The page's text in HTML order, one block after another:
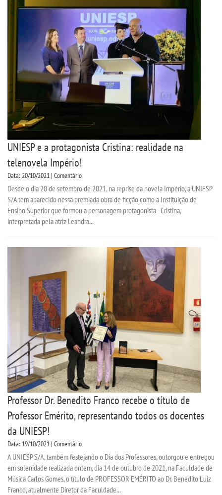
UNIESP e a protagonista Cristina: realidade na
telenovela Império!
Data: 20/10/2021 | Comentário
Desde o dia 20 de setembro de 2021, na reprise da novela Império, a UNIESP
S/A tem aparecido nessa premiada obra de ficção como a Instituição de
Ensino Superior que formou a personagem protagonista Cristina,
interpretada pela atriz Leandra...
Professor Dr. Benedito Franco recebe o título de
Professor Emérito, representando todos os docentes
da UNIESP!
Data: 19/10/2021 | Comentário
A UNIESP S/A, também festejando o Dia dos Professores, outorgou e entregou
em solenidade realizada ontem, dia 14 de outubro de 2021, na Faculdade de
Música Carlos Gomes, o título de PROFESSOR EMÉRITO ao Dr. Benedito Luiz
Franco, atualmente Diretor da Faculdade...